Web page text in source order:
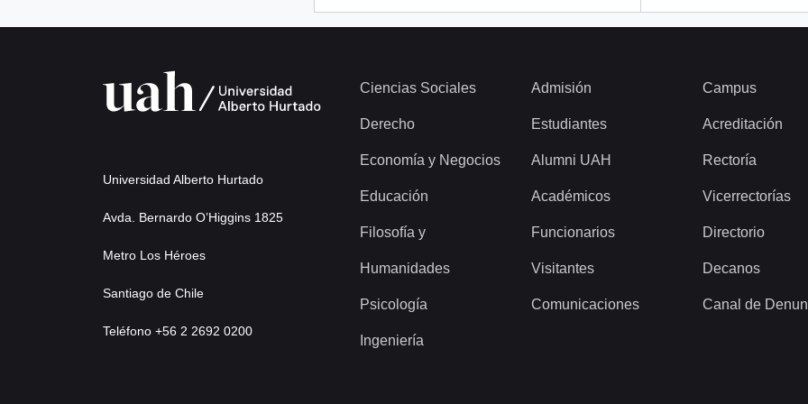
Universidad Alberto Hurtado
Avda. Bernardo O’Higgins 1825
Metro Los Héroes
Santiago de Chile
Teléfono +56 2 2692 0200
Ciencias Sociales
Derecho
Economía y Negocios
Educación
Filosofía y
Humanidades
Psicología
Ingeniería
Admisión
Estudiantes
Alumni UAH
Académicos
Funcionarios
Visitantes
Comunicaciones
Campus
Acreditación
Rectoría
Vicerrectorías
Directorio
Decanos
Canal de